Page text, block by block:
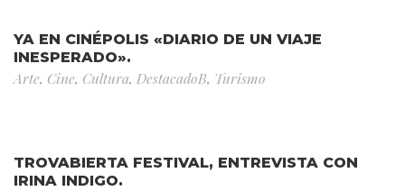
YA EN CINÉPOLIS «DIARIO DE UN VIAJE
INESPERADO».
Arte, Cine, Cultura, DestacadoB, Turismo
TROVABIERTA FESTIVAL, ENTREVISTA CON
IRINA INDIGO.